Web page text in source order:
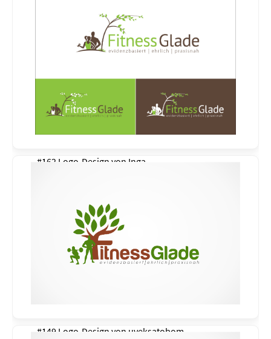
#162 Logo-Design von Inga
#149 Logo-Design von uveksatobom